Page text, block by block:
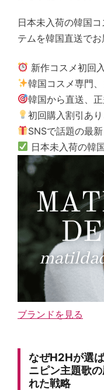
日本未入荷の韓国
テムを韓国直送でお
新作コスメ初回
韓国コスメ専門
韓国から直送、
初回購入割引あ
SNSで話題の最
日本未入荷の韓
ブランドを見る
なぜH2Hが選
ニピン主題歌
れた戦略